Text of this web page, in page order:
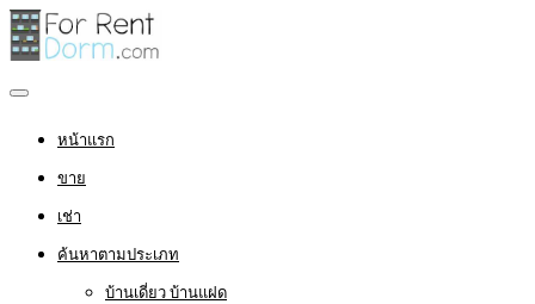
หน้าแรก
ขาย
เช่า
ค้นหาตามประเภท
บ้านเดี่ยว บ้านแฝด